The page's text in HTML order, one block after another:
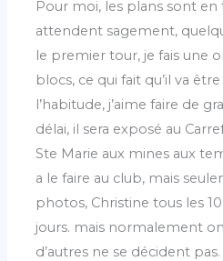
Pour moi, les plans sont en
attendent sagement,
le premier tour, je fais une
blocs, ce qui fait qu’il va
l’habitude, j’aime faire de
délai, il sera exposé au
Ste Marie aux mines aux
a le faire au club, mais
photos, Christine tous les
jours. mais normalement
d’autres ne se décident